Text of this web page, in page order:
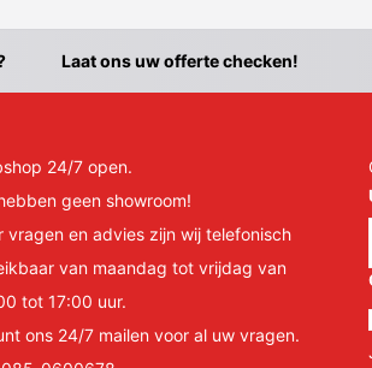
Laat ons uw offerte checken!
24/7 open.
geen showroom!
vragen en advies zijn wij telefonisch
van maandag tot vrijdag van
tot 17:00 uur.
ons 24/7 mailen voor al uw vragen.